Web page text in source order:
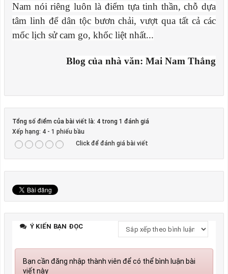
Nam nói riêng luôn là điểm tựa tinh thần, chỗ dựa
tâm linh để dân tộc bươn chải, vượt qua tất cả các
mốc lịch sử cam go, khốc liệt nhất...
Blog của nhà văn: Mai Nam Thắng
Tổng số điểm của bài viết là: 4 trong 1 đánh giá
Xếp hạng: 4 - 1 phiếu bầu
Click để đánh giá bài viết
Ý KIẾN BẠN ĐỌC
Bạn cần đăng nhập thành viên để có thể bình luận bài
viết này